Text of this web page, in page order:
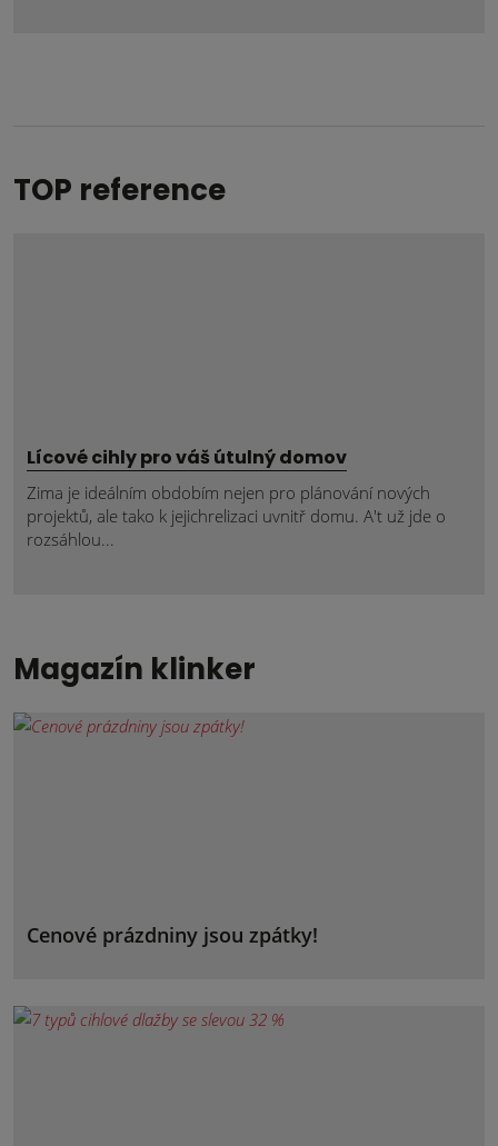
TOP reference
Lícové cihly pro váš útulný domov
Zima je ideálním obdobím nejen pro plánování nových
projektů, ale tako k jejichrelizaci uvnitř domu. A't už jde o
rozsáhlou...
Magazín klinker
Cenové prázdniny jsou zpátky!